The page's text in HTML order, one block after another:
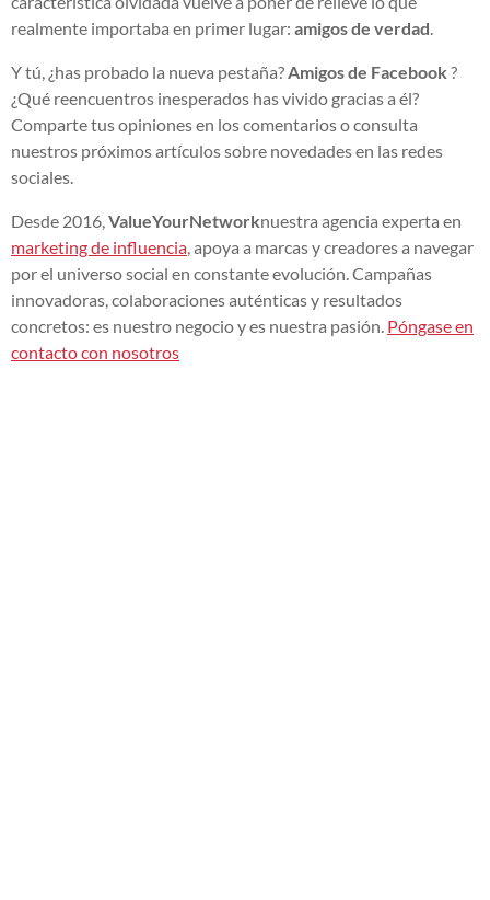
realmente importaba en primer lugar: amigos de verdad
Y tú, ¿has probado la nueva pestaña? Amigos de Facebook ?
¿Qué reencuentros inesperados has vivido gracias a él?
Comparte tus opiniones en los comentarios o consulta
nuestros próximos artículos sobre novedades en las redes
sociales.
Desde 2016, ValueYourNetworknuestra agencia experta en
marketing de influencia , apoya a marcas y creadores a navegar
por el universo social en constante evolución. Campañas
innovadoras, colaboraciones auténticas y resultados
concretos: es nuestro negocio y es nuestra pasión. Póngase en
contacto con nosotros